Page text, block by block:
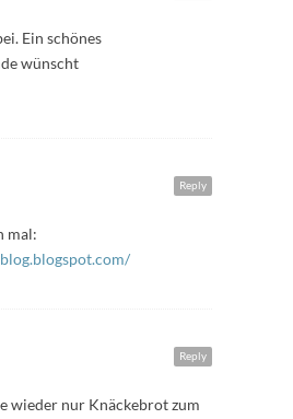
Ein schönes
wünscht
Reply
mal:
Reply
wieder nur Knäckebrot zum